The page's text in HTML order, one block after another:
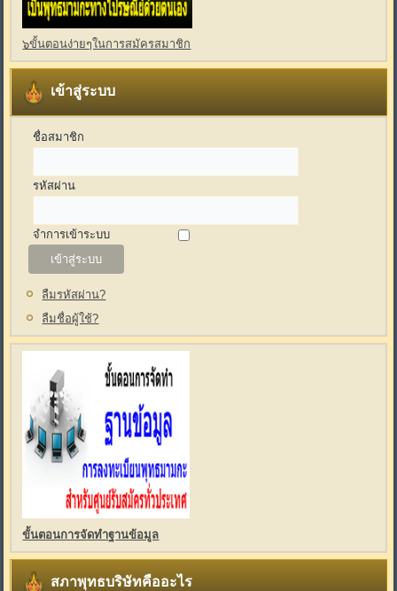
๖ขั้นตอนง่ายๆในการสมัครสมาชิก
เข้าสู่ระบบ
ชื่อสมาชิก
รหัสผ่าน
จำการเข้าระบบ
ลืมรหัสผ่าน?
ลืมชื่อผู้ใช้?
ขั้นตอนการจัดทำฐานข้อมูล
สภาพุทธบริษัทคืออะไร